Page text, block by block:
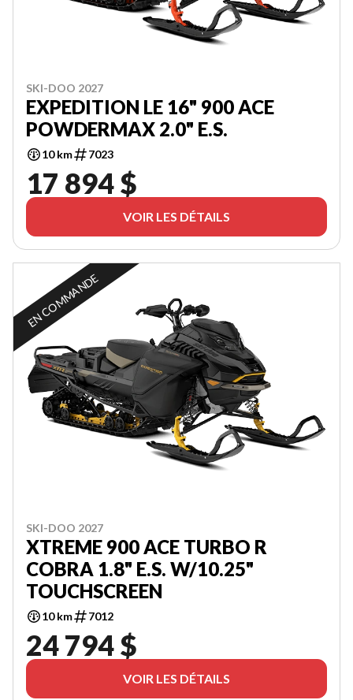
SKI-DOO 2027
EXPEDITION LE 16" 900 ACE
POWDERMAX 2.0" E.S.
10 km 7023
17 894 $
VOIR LES DÉTAILS
EN COMMANDE
SKI-DOO 2027
XTREME 900 ACE TURBO R
COBRA 1.8" E.S. W/10.25"
TOUCHSCREEN
10 km 7012
24 794 $
VOIR LES DÉTAILS